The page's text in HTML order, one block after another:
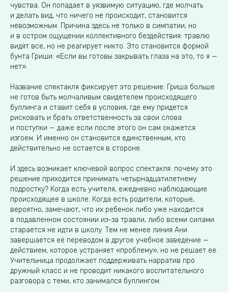
чувства. Он попадает в уязвимую ситуацию, где молчать
и делать вид, что ничего не происходит, становится
невозможным. Причина здесь не только в симпатии, но
и в остром ощущении коллективного бездействия: травлю
видят все, но не реагирует никто. Это становится формой
бунта Гриши: «Если вы готовы закрывать глаза на это, то я —
нет».
Название спектакля фиксирует это решение: Гриша больше
не готов быть молчаливым свидетелем происходящего
буллинга и ставит себя в условия, где ему придется
рисковать и брать ответственность за свои слова
и поступки — даже если после этого он сам окажется
изгоем. И именно он становится единственным, кто
действительно не остается в стороне.
И здесь возникает ключевой вопрос спектакля: почему это
решение приходится принимать четырнадцатилетнему
подростку? Когда есть учителя, ежедневно наблюдающие
происходящее в школе. Когда есть родители, которые,
вероятно, замечают, что их ребенок либо уже находится
в подавленном состоянии из-за травли, либо всеми силами
старается не идти в школу. Тем не менее линия Ани
завершается её переводом в другое учебное заведение —
действием, которое устраняет «проблему», но не решает ее.
Учительница продолжает поддерживать нарратив про
дружный класс и не проводит никакого воспитательного
разговора с теми, кто занимался буллингом.